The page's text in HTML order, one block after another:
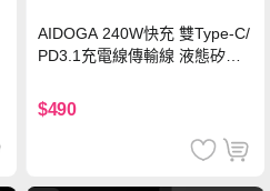
AIDOGA 240W快充 雙Type-C/
PD3.1充電線傳輸線 液態矽膠
機/平板/筆電
$490